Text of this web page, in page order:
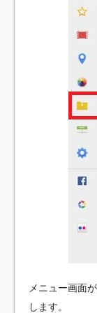
メニュー画面
します。